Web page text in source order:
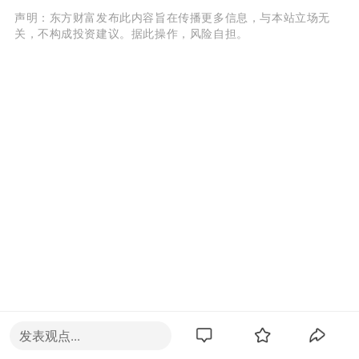
声明：东方财富发布此内容旨在传播更多信息，与本站立场无
关，不构成投资建议。据此操作，风险自担。
发表观点...